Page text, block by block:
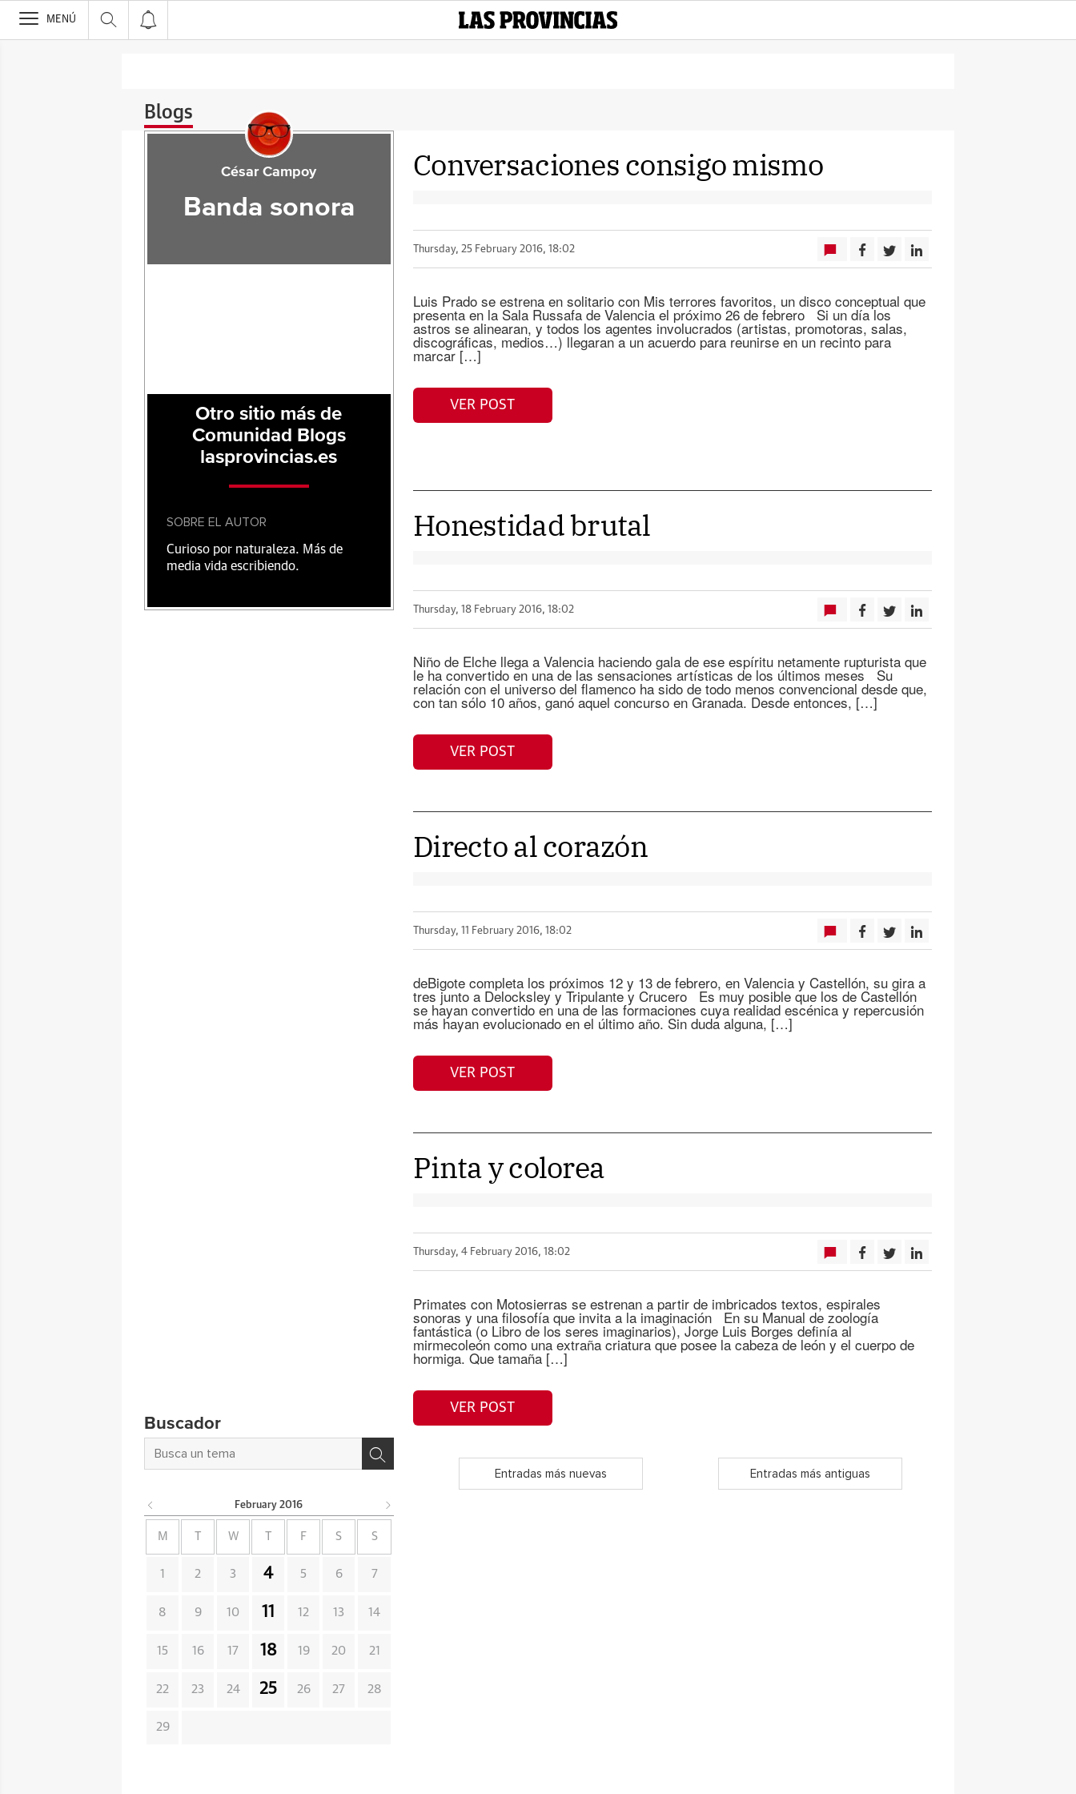
>
MENÚ
Blogs
Conversaciones consigo mismo
Thursday, 25 February 2016, 18:02
Luis Prado se estrena en solitario con Mis terrores favoritos, un disco conceptual que
presenta en la Sala Russafa de Valencia el próximo 26 de febrero Si un día los
astros se alinearan, y todos los agentes involucrados (artistas, promotoras, salas,
discográficas, medios…) llegaran a un acuerdo para reunirse en un recinto para
marcar […]
VER POST
Honestidad brutal
Thursday, 18 February 2016, 18:02
Niño de Elche llega a Valencia haciendo gala de ese espíritu netamente rupturista que
le ha convertido en una de las sensaciones artísticas de los últimos meses Su
relación con el universo del flamenco ha sido de todo menos convencional desde que,
con tan sólo 10 años, ganó aquel concurso en Granada. Desde entonces, […]
VER POST
Directo al corazón
Thursday, 11 February 2016, 18:02
deBigote completa los próximos 12 y 13 de febrero, en Valencia y Castellón, su gira a
tres junto a Delocksley y Tripulante y Crucero Es muy posible que los de Castellón
se hayan convertido en una de las formaciones cuya realidad escénica y repercusión
más hayan evolucionado en el último año. Sin duda alguna, […]
VER POST
Pinta y colorea
Thursday, 4 February 2016, 18:02
Primates con Motosierras se estrenan a partir de imbricados textos, espirales
sonoras y una filosofía que invita a la imaginación En su Manual de zoología
fantástica (o Libro de los seres imaginarios), Jorge Luis Borges definía al
mirmecoleón como una extraña criatura que posee la cabeza de león y el cuerpo de
hormiga. Que tamaña […]
VER POST
Entradas más nuevas Entradas más antiguas
César Campoy
Banda sonora
Otro sitio más de
Comunidad Blogs
lasprovincias.es
SOBRE EL AUTOR
Curioso por naturaleza. Más de
media vida escribiendo.
Buscador
February 2016
M W F S S
1 2 3 4 5 6 7
8 9 10 11 12 13 14
15 16 17 18 19 20 21
22 23 24 25 26 27 28
29